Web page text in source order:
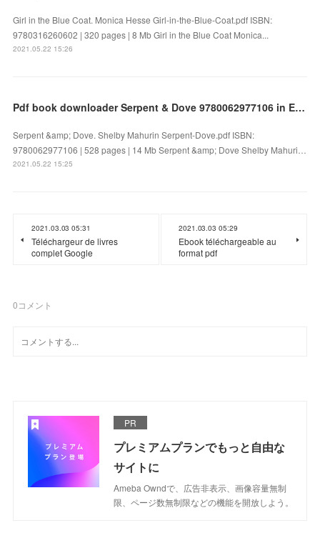
Girl in the Blue Coat. Monica Hesse Girl-in-the-Blue-Coat.pdf ISBN:
9780316260602 | 320 pages | 8 Mb Girl in the Blue Coat Monica...
2021.05.22 15:26
Pdf book downloader Serpent & Dove 9780062977106 in English by Shelby Mahurin
Serpent &amp; Dove. Shelby Mahurin Serpent-Dove.pdf ISBN:
9780062977106 | 528 pages | 14 Mb Serpent &amp; Dove Shelby Mahuri…
2021.05.22 15:25
2021.03.03 05:31
Téléchargeur de livres
complet Google
2021.03.03 05:29
Ebook téléchargeable au
format pdf
0コメント
PR
プレミアムプランでもっと自由な
サイトに
Ameba Owndで、広告非表示、画像容量無制
限、ページ数無制限などの機能を開放しよう。